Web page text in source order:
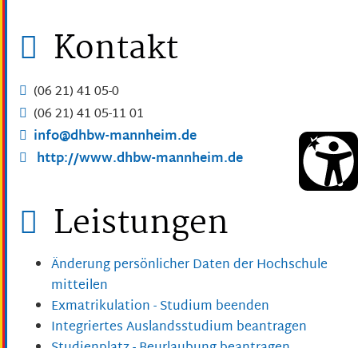
Kontakt
(0621) 4105-0
(0621) 4105-1101
info@dhbw-mannheim.de
http://www.dhbw-mannheim.de
Leistungen
Änderung persönlicher Daten der Hochschule
mitteilen
Exmatrikulation - Studium beenden
Integriertes Auslandsstudium beantragen